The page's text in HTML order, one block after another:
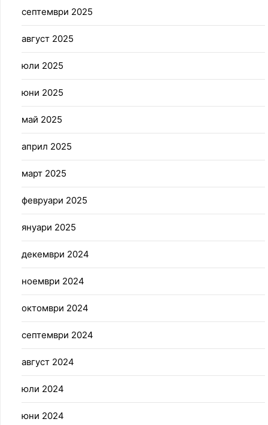
септември 2025
август 2025
юли 2025
юни 2025
май 2025
април 2025
март 2025
февруари 2025
януари 2025
декември 2024
ноември 2024
октомври 2024
септември 2024
август 2024
юли 2024
юни 2024